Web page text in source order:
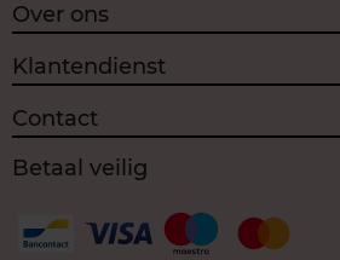
Over ons
Klantendienst
Contact
Betaal veilig